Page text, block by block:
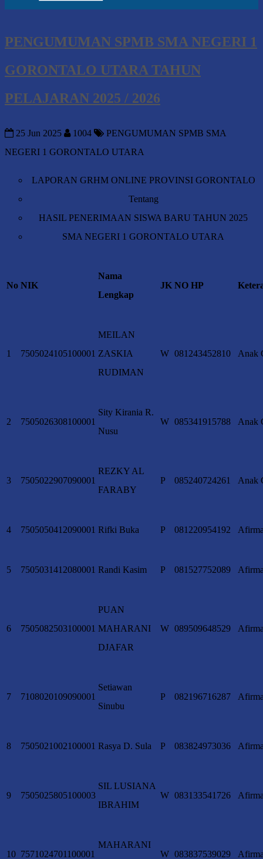
PENGUMUMAN SPMB SMA NEGERI 1
GORONTALO UTARA TAHUN
PELAJARAN 2025 / 2026
25 Jun 2025 1004
PENGUMUMAN SPMB SMA
NEGERI 1 GORONTALO UTARA
LAPORAN GRHM ONLINE PROVINSI GORONTALO
Tentang
HASIL PENERIMAAN SISWA BARU TAHUN 2025
SMA NEGERI 1 GORONTALO UTARA
No NIK
Nama
Lengkap
JK NO HP
1 7505024105100001
MEILAN
ZASKIA
RUDIMAN
W 081243452810 Anak
2 7505026308100001
Sity Kirania R.
Nusu
W 085341915788 Anak
3 7505022907090001
REZKY AL
FARABY
P 085240724261 Anak
4 7505050412090001 Rifki Buka P 081220954192
5 7505031412080001 Randi Kasim P 081527752089
6 7505082503100001
PUAN
MAHARANI
DJAFAR
W 089509648529
7 7108020109090001
Setiawan
Sinubu
P 082196716287
8 7505021002100001 Rasya D. Sula P 083824973036
9 7505025805100003
SIL LUSIANA
IBRAHIM
W 083133541726
10 7571024701100001
MAHARANI
W 083837539029